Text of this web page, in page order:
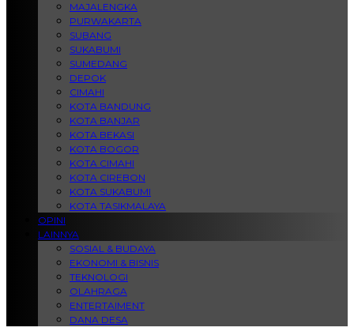
MAJALENGKA
PURWAKARTA
SUBANG
SUKABUMI
SUMEDANG
DEPOK
CIMAHI
KOTA BANDUNG
KOTA BANJAR
KOTA BEKASI
KOTA BOGOR
KOTA CIMAHI
KOTA CIREBON
KOTA SUKABUMI
KOTA TASIKMALAYA
OPINI
LAINNYA
SOSIAL & BUDAYA
EKONOMI & BISNIS
TEKNOLOGI
OLAHRAGA
ENTERTAIMENT
DANA DESA